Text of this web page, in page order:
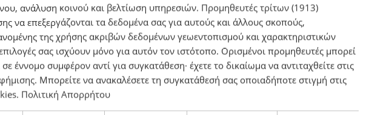
ανάλυση κοινού και βελτίωση υπηρεσιών. Προμηθευτές τρίτων (1913)
να επεξεργάζονται τα δεδομένα σας για αυτούς και άλλους σκοπούς,
της χρήσης ακριβών δεδομένων γεωεντοπισμού και χαρακτηριστικών
σας ισχύουν μόνο για αυτόν τον ιστότοπο. Ορισμένοι προμηθευτές μπορεί
έννομο συμφέρον αντί για συγκατάθεση· έχετε το δικαίωμα να αντιταχθείτε στις
. Μπορείτε να ανακαλέσετε τη συγκατάθεσή σας οποιαδήποτε στιγμή στις
. Πολιτική Απορρήτου